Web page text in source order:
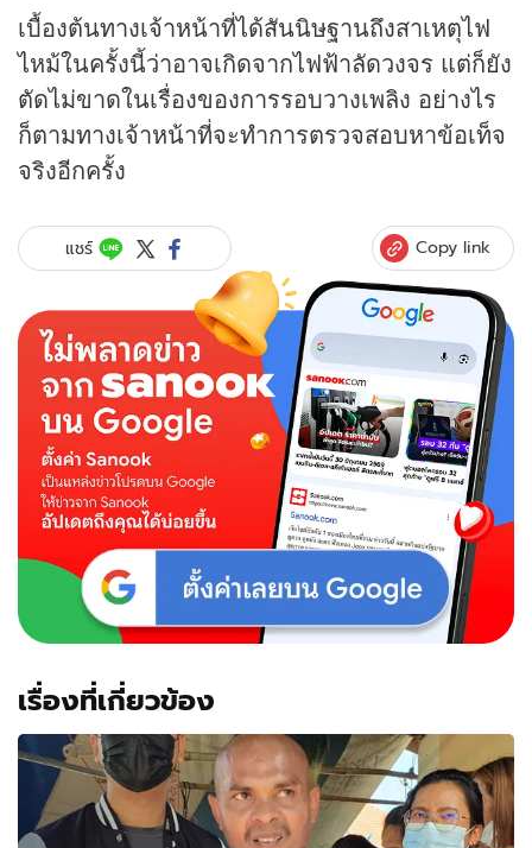
เบื้องต้นทางเจ้าหน้าที่ได้สันนิษฐานถึงสาเหตุไฟ
ไหม้ในครั้งนี้ว่าอาจเกิดจากไฟฟ้าลัดวงจร แต่ก็ยัง
ตัดไม่ขาดในเรื่องของการรอบวางเพลิง อย่างไร
ก็ตามทางเจ้าหน้าที่จะทำการตรวจสอบหาข้อเท็จ
จริงอีกครั้ง
แชร์ Copy link
เรื่องที่เกี่ยวข้อง